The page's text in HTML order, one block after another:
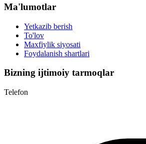
Ma'lumotlar
Yetkazib berish
To'lov
Maxfiylik siyosati
Foydalanish shartlari
Bizning ijtimoiy tarmoqlar
Telefon